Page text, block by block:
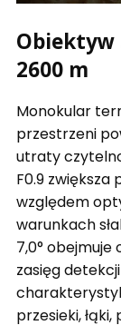
Obiektyw
2600 m
Monokular
przestrzeni
utraty
F0.9 zwiększa
względem
warunkach
7,0° obejmuje
zasięg
przesieki,